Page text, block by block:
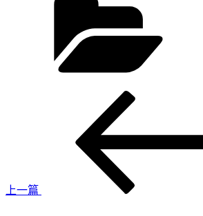
上一篇